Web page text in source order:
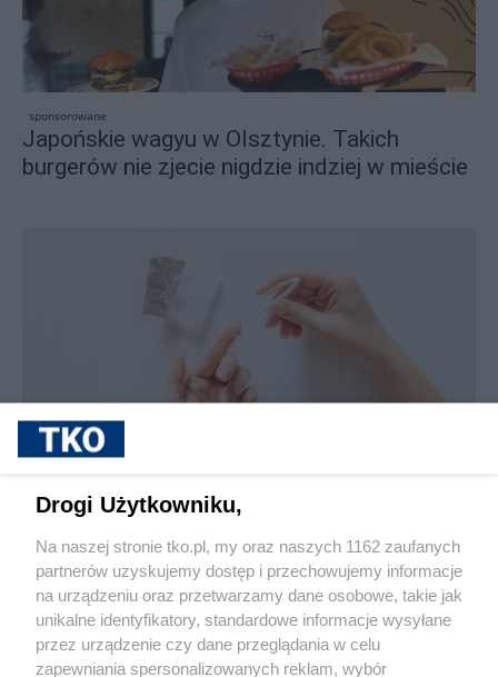
sponsorowane
Japońskie wagyu w Olsztynie. Takich
burgerów nie zjecie nigdzie indziej w mieście
Jak rozpoznać, że soczewki kontaktowe są
Pokaż więcej
Drogi Użytkowniku,
Na naszej stronie tko.pl, my oraz naszych 1162 zaufanych
partnerów uzyskujemy dostęp i przechowujemy informacje
na urządzeniu oraz przetwarzamy dane osobowe, takie jak
unikalne identyfikatory, standardowe informacje wysyłane
przez urządzenie czy dane przeglądania w celu
zapewniania spersonalizowanych reklam, wybór